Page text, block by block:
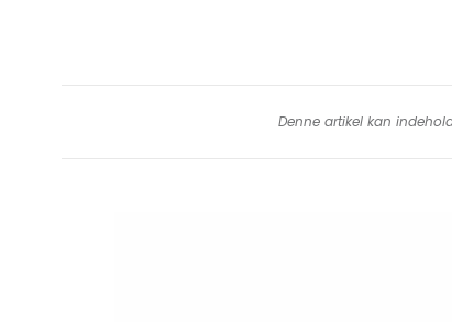
Denne artikel kan